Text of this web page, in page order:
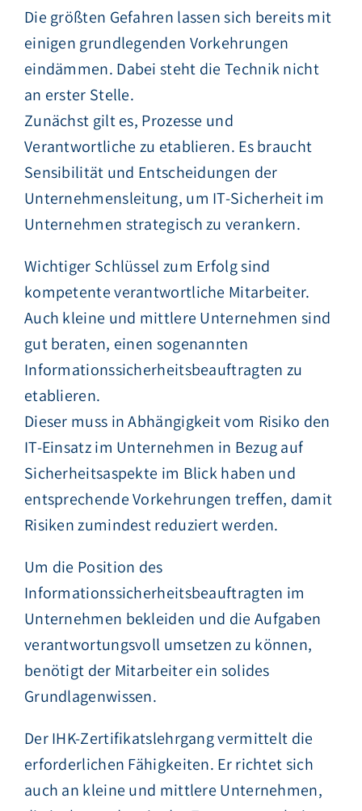
Die größten Gefahren lassen sich bereits mit
einigen grundlegenden Vorkehrungen
eindämmen. Dabei steht die Technik nicht
an erster Stelle.
Zunächst gilt es, Prozesse und
Verantwortliche zu etablieren. Es braucht
Sensibilität und Entscheidungen der
Unternehmensleitung, um IT-Sicherheit im
Unternehmen strategisch zu verankern.
Wichtiger Schlüssel zum Erfolg sind
kompetente verantwortliche Mitarbeiter.
Auch kleine und mittlere Unternehmen sind
gut beraten, einen sogenannten
Informationssicherheitsbeauftragten zu
etablieren.
Dieser muss in Abhängigkeit vom Risiko den
IT-Einsatz im Unternehmen in Bezug auf
Sicherheitsaspekte im Blick haben und
entsprechende Vorkehrungen treffen, damit
Risiken zumindest reduziert werden.
Um die Position des
Informationssicherheitsbeauftragten im
Unternehmen bekleiden und die Aufgaben
verantwortungsvoll umsetzen zu können,
benötigt der Mitarbeiter ein solides
Grundlagenwissen.
Der IHK-Zertifikatslehrgang vermittelt die
erforderlichen Fähigkeiten. Er richtet sich
auch an kleine und mittlere Unternehmen,